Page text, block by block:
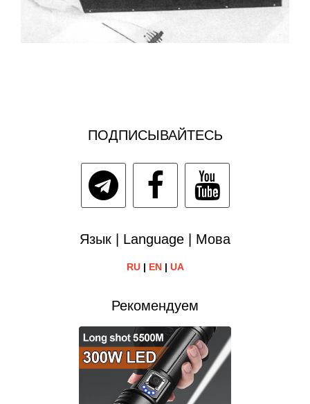
ПОДПИСЫВАЙТЕСЬ
Язык | Language | Мова
RU| EN| UA
Рекомендуем